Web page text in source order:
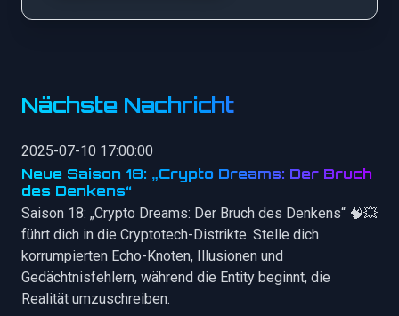
Nächste Nachricht
2025-07-10 17:00:00
Neue Saison 18: „Crypto Dreams: Der Bruch
des Denkens“
Saison 18: „Crypto Dreams: Der Bruch des Denkens“ 🧠💥
führt dich in die Cryptotech-Distrikte. Stelle dich
korrumpierten Echo-Knoten, Illusionen und
Gedächtnisfehlern, während die Entity beginnt, die
Realität umzuschreiben.